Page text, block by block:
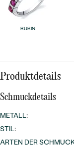
MIT
GOLD
PLATIN
NACH STYL
PREISWERTE
LUXURIÖSE
RUBIN
Produktdetails
Schmuckdetails
METALL:
STIL:
ARTEN DER